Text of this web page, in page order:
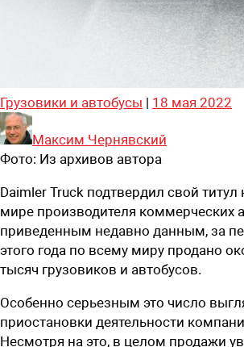
Грузовики и автобусы | 18 мая 2022
Максим Чернявский
Фото: Из архивов автора
Daimler Truck подтвердил свой титул
мире производителя коммерческих
приведенным недавно данным, за
этого года по всему миру продано
тысяч грузовиков и автобусов.
Особенно серьезным это число
приостановки деятельности
Несмотря на это, в целом продажи